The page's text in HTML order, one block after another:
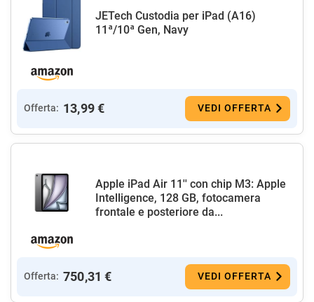
JETech Custodia per iPad (A16)
11ª/10ª Gen, Navy
Offerta: 13,99 € VEDI OFFERTA
Apple iPad Air 11'' con chip M3: Apple
Intelligence, 128 GB, fotocamera
frontale e posteriore da...
Offerta: 750,31 € VEDI OFFERTA